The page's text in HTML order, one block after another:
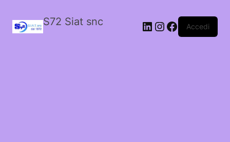
S72 Siat snc LinkedIn
Instagram
Facebook
Accedi